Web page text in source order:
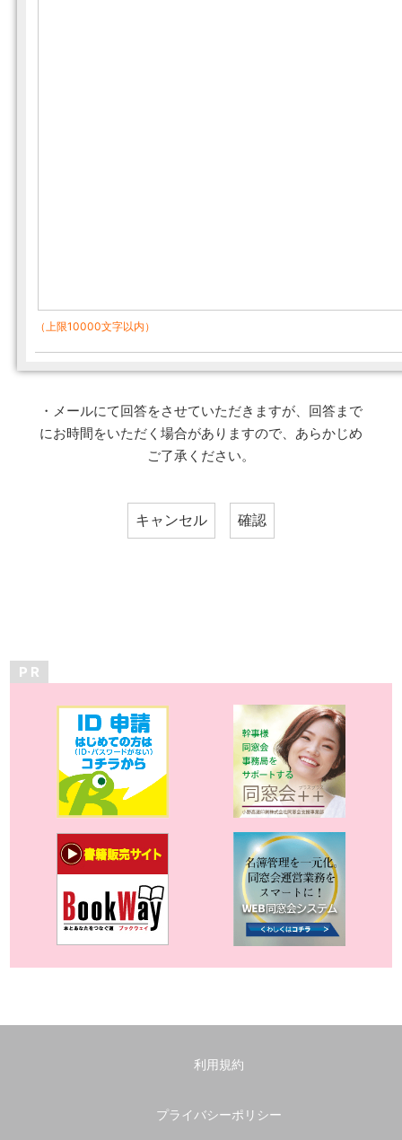
（上限10000文字以内）
・メールにて回答をさせていただきますが、回答まで
にお時間をいただく場合がありますので、あらかじめ
ご了承ください。
P R
利用規約
プライバシーポリシー